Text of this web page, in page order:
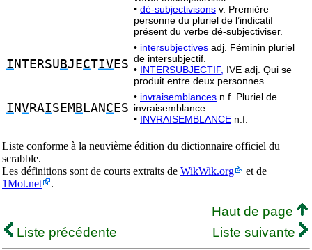
• dé-subjectivisons v. Première
personne du pluriel de l’indicatif
présent du verbe dé-subjectiviser.
I NTERSU BJECTIVES
• intersubjectives adj. Féminin pluriel
de intersubjectif.
• INTERSUBJECTIF, IVE adj. Qui se
produit entre deux personnes.
I NVRAISEM B LAN C ES
• invraisemblances n.f. Pluriel de
invraisemblance.
• INVRAISEMBLANCE n.f.
Liste conforme à la neuvième édition du dictionnaire officiel du
scrabble.
Les définitions sont de courts extraits de WikWik.org
et de
1Mot.net
.
Haut de page
Liste précédente
Liste suivante